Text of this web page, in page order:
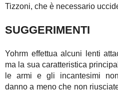
Tizzoni, che è necessario
SUGGERIMENTI
Yohrm effettua alcuni lenti
ma la sua caratteristica
le armi e gli incantesimi
danno a meno che non